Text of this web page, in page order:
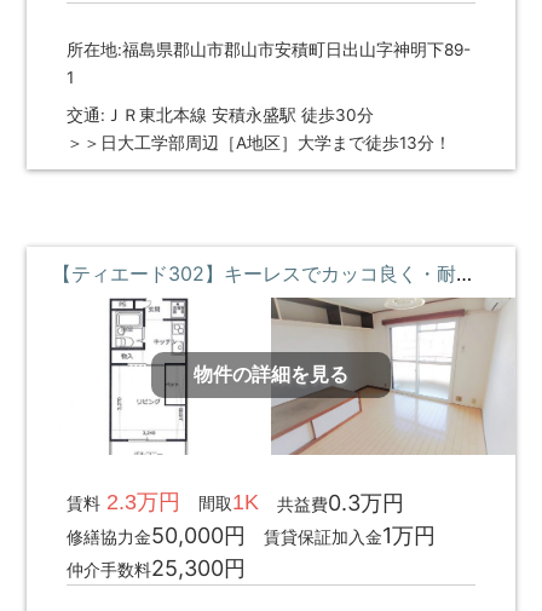
所在地:福島県郡山市郡山市安積町日出山字神明下89-
1
交通:ＪＲ東北本線 安積永盛駅 徒歩30分
＞＞日大工学部周辺［A地区］大学まで徒歩13分！
【ティエード302】キーレスでカッコ良く・耐震耐火で安心・断熱効果でいつでも快適な部屋 ③階 **即入居募集中**
物件の詳細を見る
賃料2.3万円 間取1K 共益費0.3万円
修繕協力金50,000円 賃貸保証加入金1万円
仲介手数料25,300円